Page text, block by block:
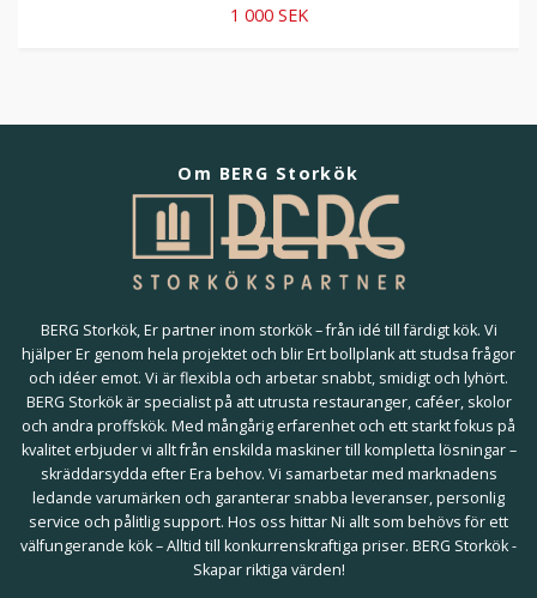
1 000 SEK
Om BERG Storkök
BERG Storkök, Er partner inom storkök – från idé till färdigt kök. Vi
hjälper Er genom hela projektet och blir Ert bollplank att studsa frågor
och idéer emot. Vi är flexibla och arbetar snabbt, smidigt och lyhört.
BERG Storkök är specialist på att utrusta restauranger, caféer, skolor
och andra proffskök. Med mångårig erfarenhet och ett starkt fokus på
kvalitet erbjuder vi allt från enskilda maskiner till kompletta lösningar –
skräddarsydda efter Era behov. Vi samarbetar med marknadens
ledande varumärken och garanterar snabba leveranser, personlig
service och pålitlig support. Hos oss hittar Ni allt som behövs för ett
välfungerande kök – Alltid till konkurrenskraftiga priser. BERG Storkök -
Skapar riktiga värden!